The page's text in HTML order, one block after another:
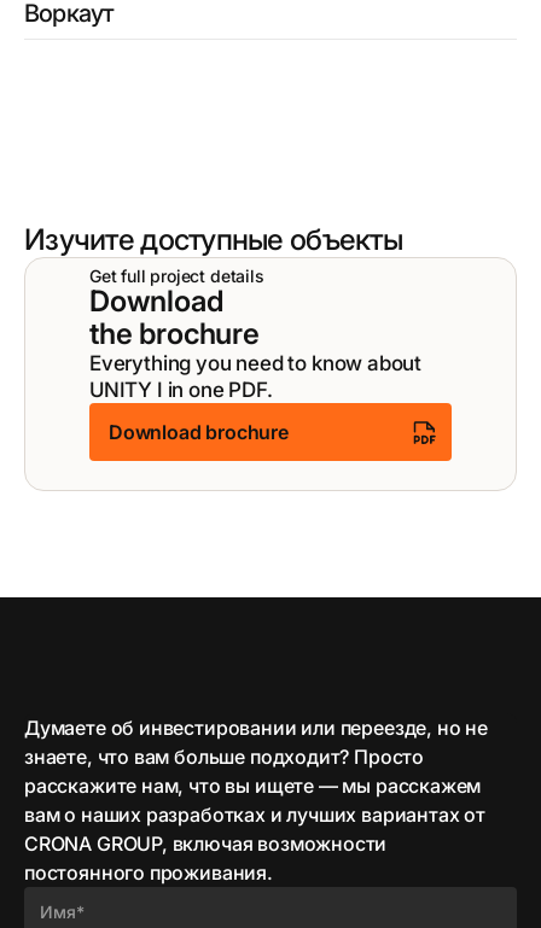
Воркаут
Изучите доступные объекты
Get full project details
Download
the brochure
Everything you need to know about
UNITY I in one PDF.
Download brochure
Думаете об инвестировании или переезде, но не
знаете, что вам больше подходит? Просто
расскажите нам, что вы ищете — мы расскажем
вам о наших разработках и лучших вариантах от
CRONA GROUP, включая возможности
постоянного проживания.